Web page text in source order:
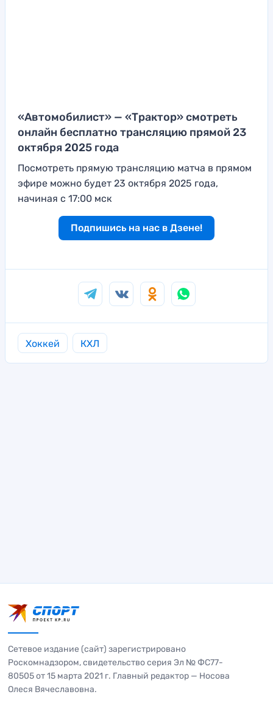
«Автомобилист» — «Трактор» смотреть
онлайн бесплатно трансляцию прямой 23
октября 2025 года
Посмотреть прямую трансляцию матча в прямом
эфире можно будет 23 октября 2025 года,
начиная с 17:00 мск
Подпишись на нас в Дзене!
Хоккей КХЛ
Сетевое издание (сайт) зарегистрировано
Роскомнадзором, свидетельство серия Эл № ФС77-
80505 от 15 марта 2021 г. Главный редактор — Носова
Олеся Вячеславовна.